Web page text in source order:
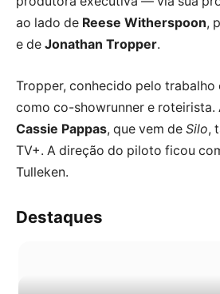
ao lado de Reese Witherspoon,
e de Jonathan Tropper.
Tropper, conhecido pelo trabalho
como co-showrunner e roteirista.
Cassie Pappas, que vem de Silo,
TV+. A direção do piloto ficou
Tulleken.
Destaques